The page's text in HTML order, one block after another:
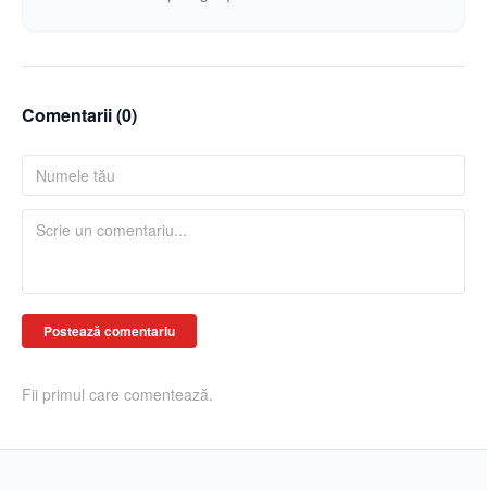
Comentarii (0)
Postează comentariu
Fii primul care comentează.